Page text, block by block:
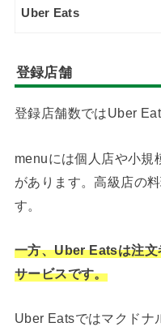
Uber Eats
登録店舗
登録店舗数ではUber
menuには個人店や小規
があります。高級店の
す。
一方、Uber Eatsは注文
サービスです。
Uber Eatsではマクドナ